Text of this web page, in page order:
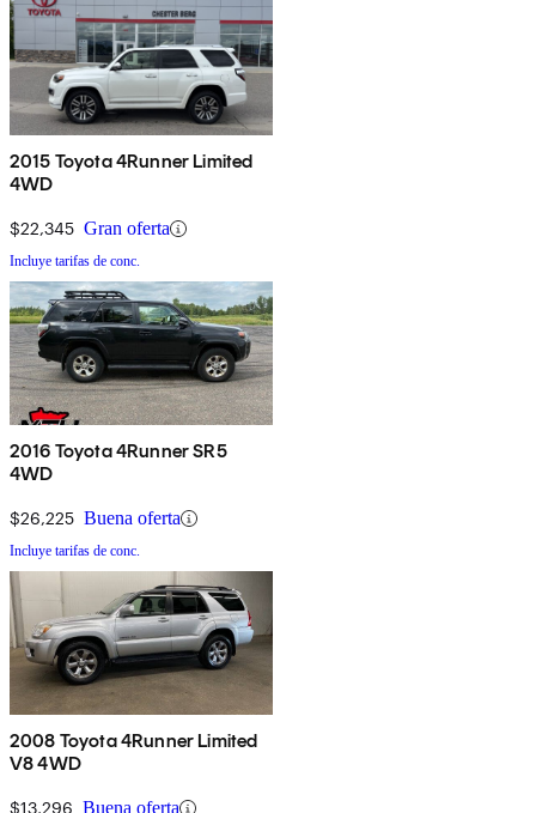
2015 Toyota 4Runner Limited
4WD
$22,345 Gran oferta
Incluye tarifas de conc.
2016 Toyota 4Runner SR5
4WD
$26,225 Buena oferta
Incluye tarifas de conc.
2008 Toyota 4Runner Limited
V8 4WD
$13,296 Buena oferta